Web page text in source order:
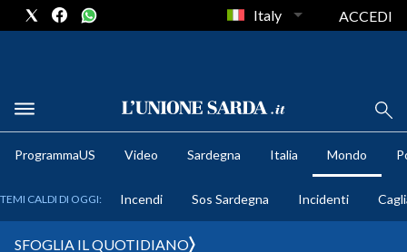
METEO
Italy ACCEDI
ProgrammaUS Video Sardegna Italia Mondo
TEMI CALDI DI OGGI: Incendi Sos Sardegna Incidenti
SFOGLIA IL QUOTIDIANO